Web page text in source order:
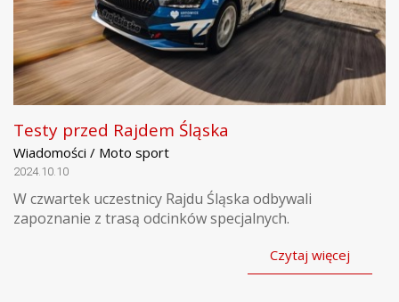
Testy przed Rajdem Śląska
Wiadomości / Moto sport
2024.10.10
W czwartek uczestnicy Rajdu Śląska odbywali
zapoznanie z trasą odcinków specjalnych.
Czytaj więcej